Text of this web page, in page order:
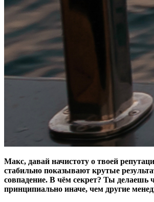
Макс, давай начистоту о твоей
стабильно показывают крутые
совпадение. В чём секрет? Ты делаешь
принципиально иначе, чем другие